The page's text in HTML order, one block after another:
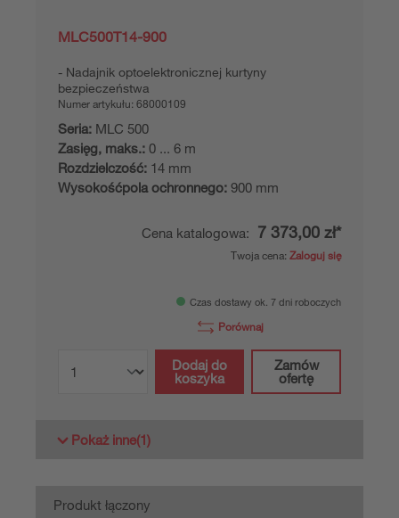
MLC500T14-900
Nadajnik optoelektronicznej kurtyny
bezpieczeństwa
Numer artykułu: 68000109
Seria: MLC 500
Zasięg, maks.: 0 ... 6 m
Rozdzielczość: 14 mm
Wysokośćpola ochronnego: 900 mm
Cena katalogowa: 7 373,00 zł*
Twoja cena: Zaloguj się
Czas dostawy ok. 7 dni roboczych
Porównaj
Dodaj do
koszyka
Zamów
ofertę
Pokaż inne(1)
Produkt łączony